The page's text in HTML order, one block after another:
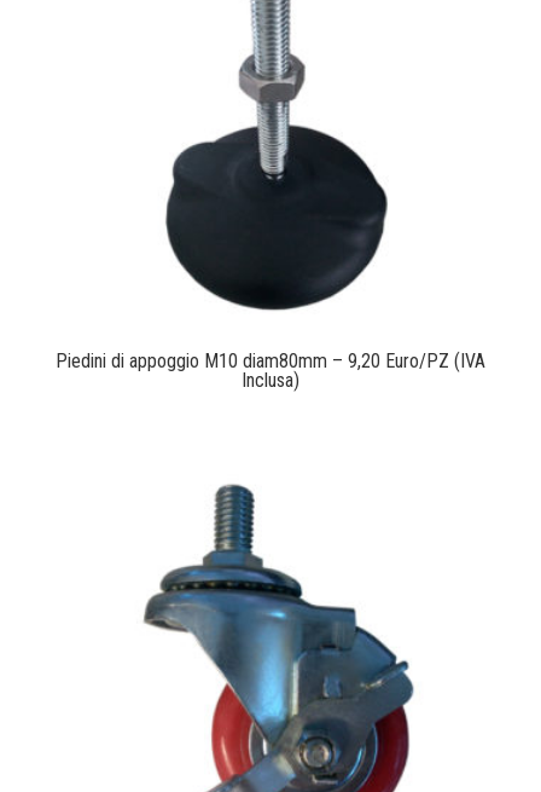
Piedini di appoggio M10 diam80mm – 9,20 Euro/PZ (IVA
Inclusa)